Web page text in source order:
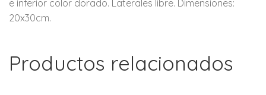
e inferior color dorado. Laterales libre. Dimensiones:
20x30cm.
Productos relacionados